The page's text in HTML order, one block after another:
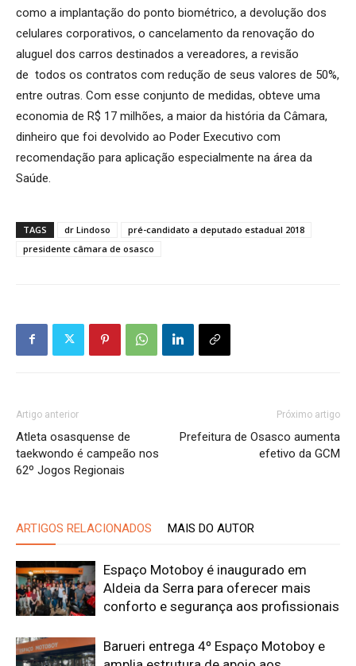
como a implantação do ponto biométrico, a devolução dos
celulares corporativos, o cancelamento da renovação do
aluguel dos carros destinados a vereadores, a revisão
de todos os contratos com redução de seus valores de 50%,
entre outras. Com esse conjunto de medidas, obteve uma
economia de R$ 17 milhões, a maior da história da Câmara,
dinheiro que foi devolvido ao Poder Executivo com
recomendação para aplicação especialmente na área da
Saúde.
TAGS dr Lindoso
pré-candidato a deputado estadual 2018
presidente câmara de osasco
Artigo anterior
Atleta osasquense de
taekwondo é campeão nos
62º Jogos Regionais
Próximo artigo
Prefeitura de Osasco aumenta
efetivo da GCM
ARTIGOS RELACIONADOS MAIS DO AUTOR
Espaço Motoboy é inaugurado em
Aldeia da Serra para oferecer mais
conforto e segurança aos profissionais
Barueri entrega 4º Espaço Motoboy e